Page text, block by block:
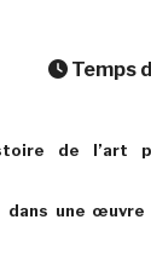
Temps
de l’art
une œuvre